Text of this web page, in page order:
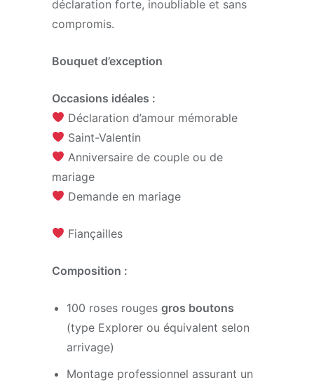
déclaration forte, inoubliable et sans
compromis.
Bouquet d’exception
Occasions idéales :
Déclaration d’amour mémorable
Saint-Valentin
Anniversaire de couple ou de
mariage
Demande en mariage
Fiançailles
Composition :
100 roses rouges gros boutons
(type Explorer ou équivalent selon
arrivage)
Montage professionnel assurant un